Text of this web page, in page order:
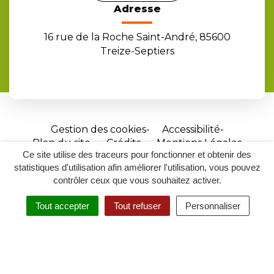
Ce site utilise des traceurs pour fonctionner et obtenir des
statistiques d'utilisation afin améliorer l'utilisation, vous pouvez
contrôler ceux que vous souhaitez activer.
Tout accepter Tout refuser Personnaliser
RECHERCHER
ACCESSIBILITÉ
Adresse
16 rue de la Roche Saint-André, 85600
Treize-Septiers
Gestion des cookies
Accessibilité
Plan du site
Crédits
Mentions Légales
Site
réalisé
par
Inovagora